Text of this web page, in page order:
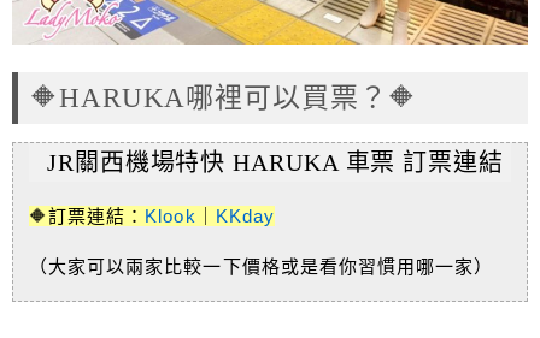
🔶HARUKA哪裡可以買票？🔶
JR關西機場特快 HARUKA 車票 訂票連結
🔶訂票連結： Klook KKday
（大家可以兩家比較一下價格或是看你習慣用哪一家）